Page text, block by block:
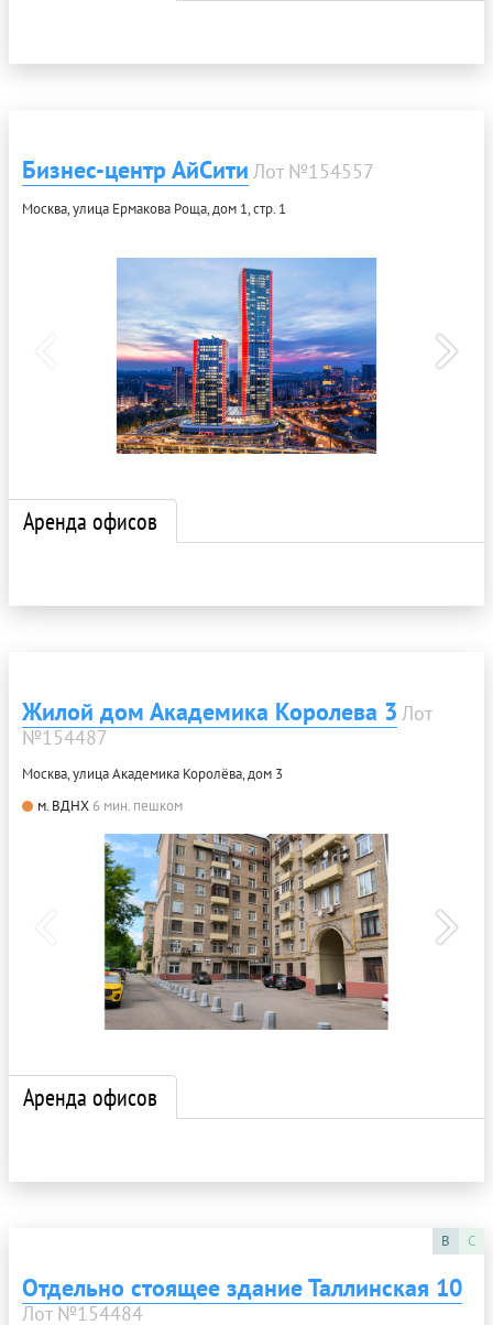
Бизнес-центр АйСити Лот №154557
Москва, улица Ермакова Роща, дом 1, стр. 1
Аренда офисов
Жилой дом Академика Королева 3 Лот
№154487
Москва, улица Академика Королёва, дом 3
м. ВДНХ 6 мин. пешком
Аренда офисов
B C
Отдельно стоящее здание Таллинская 10
Лот №154484